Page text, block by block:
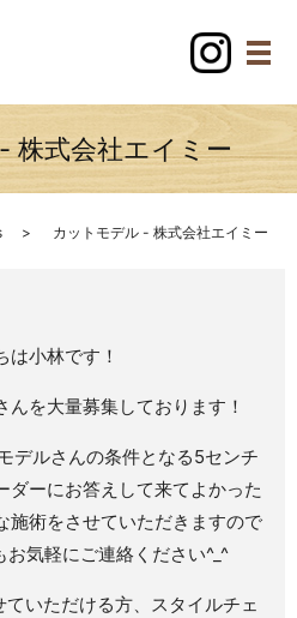
株式会社エイミー
カットモデル - 株式会社エイミー
は小林です！
を大量募集しております！
デルさんの条件となる5センチ
ダーにお答えして来てよかった
施術をさせていただきますので
気軽にご連絡ください^_^
いただける方、スタイルチェ